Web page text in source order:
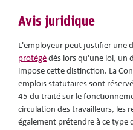
Avis juridique
L'employeur peut justifier une
protégé dès lors qu'une loi, un
impose cette distinction. La
emplois statutaires sont
45 du traité sur le
circulation des travailleurs, les
également prétendre à ce type